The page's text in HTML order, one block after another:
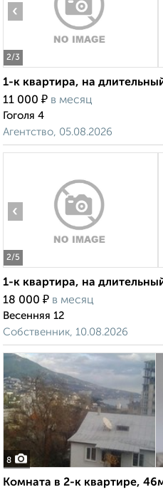
2/3
‹
1-к квартира, на
11 000 ₽ в месяц
Гоголя 4
Агентство, 05.08.2026
2/5
‹
1-к квартира, на
18 000 ₽ в месяц
Весенняя 12
Собственник, 10.08.2026
8
Комната в 2-к квартире,